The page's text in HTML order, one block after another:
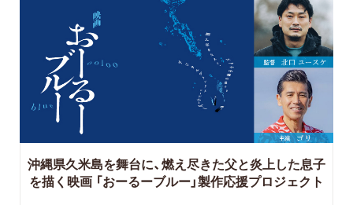
沖縄県久米島を舞台に、燃え尽きた父と炎上した息子
を描く映画 「おーるーブルー」製作応援プロジェクト